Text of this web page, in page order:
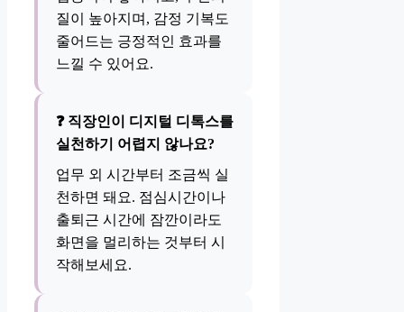
질이 높아지며, 감정 기복도
줄어드는 긍정적인 효과를
느낄 수 있어요.
❓ 직장인이 디지털 디톡스를
실천하기 어렵지 않나요?
업무 외 시간부터 조금씩 실
천하면 돼요. 점심시간이나
출퇴근 시간에 잠깐이라도
화면을 멀리하는 것부터 시
작해보세요.